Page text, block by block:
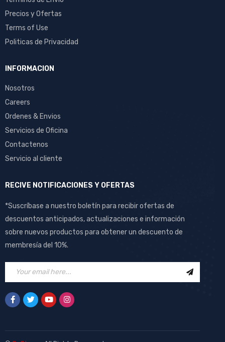
Precios y Ofertas
Terms of Use
Politicas de Privacidad
INFORMACION
Nosotros
Careers
Ordenes & Envios
Servicios de Oficina
Contactenos
Servicio al cliente
RECIVE NOTIFICACIONES Y OFERTAS
*Suscríbase a nuestro boletín para recibir ofertas de
descuentos anticipados, actualizaciones e información
sobre nuevos productos para obtener un descuento de
membresía del 10%.